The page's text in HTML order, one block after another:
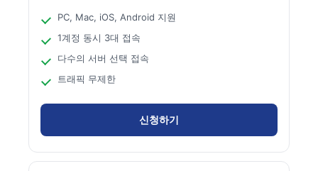
PC, Mac, iOS, Android 지원
1계정 동시 3대 접속
다수의 서버 선택 접속
트래픽 무제한
신청하기